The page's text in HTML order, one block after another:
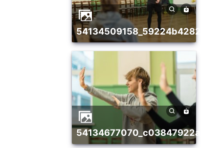
54134509158_59224b4282_w
54134677070_c03847922a_w